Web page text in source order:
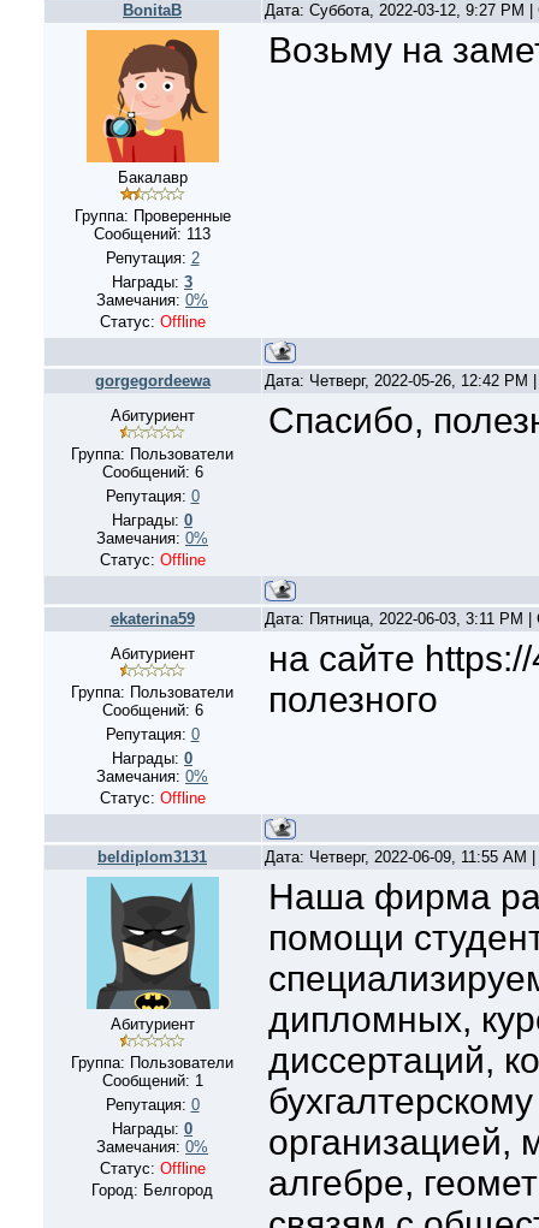
BonitaB Дата: Суббота, 2022-03-12, 9:27 PM
Бакалавр
Группа: Проверенные
Сообщений: 113
Репутация: 2
Награды: 3
Замечания: 0%
Статус: Offline
Возьму на
gorgegordeewa
Дата: Четверг, 2022-05-26, 12:42
Абитуриент
Группа: Пользователи
Сообщений: 6
Репутация: 0
Награды: 0
Замечания: 0%
Статус: Offline
Спасибо,
ekaterina59
Дата: Пятница, 2022-06-03, 3:11 PM
Абитуриент
Группа: Пользователи
Сообщений: 6
Репутация: 0
Награды: 0
Замечания: 0%
Статус: Offline
на сайте
полезного
beldiplom3131 Дата: Четверг, 2022-06-09, 11:55
Абитуриент
Группа: Пользователи
Сообщений: 1
Репутация: 0
Награды: 0
Замечания: 0%
Статус: Offline
Город: Белгород
Наша фирма
помощи
дипломных,
диссертаций,
организацией,
алгебре,